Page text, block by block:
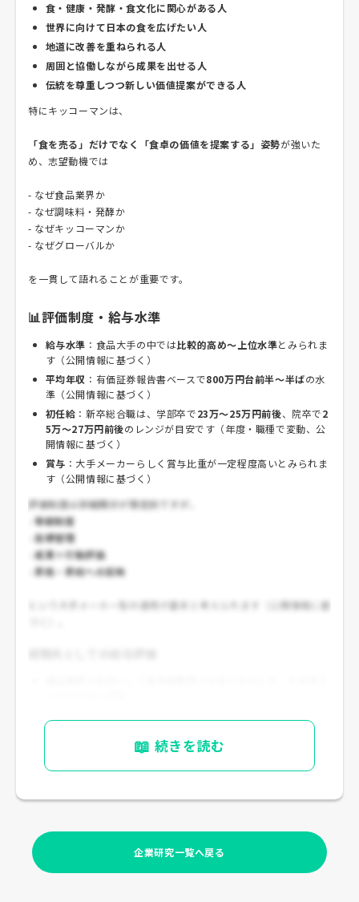
食・健康・発酵・食文化に関心がある人
世界に向けて日本の食を広げたい人
地道に改善を重ねられる人
周囲と協働しながら成果を出せる人
伝統を尊重しつつ新しい価値提案ができる人
特にキッコーマンは、
「食を売る」だけでなく「食卓の価値を提案する」姿勢が強いた
め、志望動機では
- なぜ食品業界か
- なぜ調味料・発酵か
- なぜキッコーマンか
- なぜグローバルか
を一貫して語れることが重要です。
📊評価制度・給与水準
給与水準 ：食品大手の中では比較的高め〜上位水準とみられま
す（公開情報に基づく）
平均年収 ：有価証券報告書ベースで800万円台前半〜半ばの水
準（公開情報に基づく）
初任給 ：新卒総合職は、学部卒で23万〜25万円前後、院卒で2
5万〜27万円前後のレンジが目安です（年度・職種で変動、公
開情報に基づく）
賞与 ：大手メーカーらしく賞与比重が一定程度高いとみられま
す（公開情報に基づく）
評価制度は詳細開示が限定的ですが、
-等級制度
-目標管理
-成果＋行動評価
-昇格・昇給への反映
という大手メーカー型の運用が基本と考えられます（公開情報に基
のバランスが良い企業
📖 続きを読む
企業研究一覧へ戻る